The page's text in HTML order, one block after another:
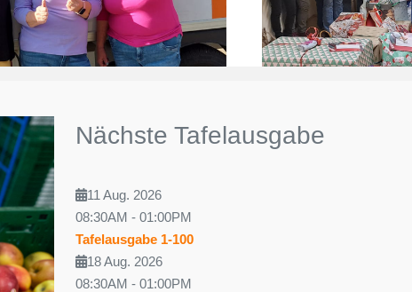
Nächste Tafelausgabe
11 Aug. 2026
08:30AM - 01:00PM
Tafelausgabe 1-100
18 Aug. 2026
08:30AM - 01:00PM